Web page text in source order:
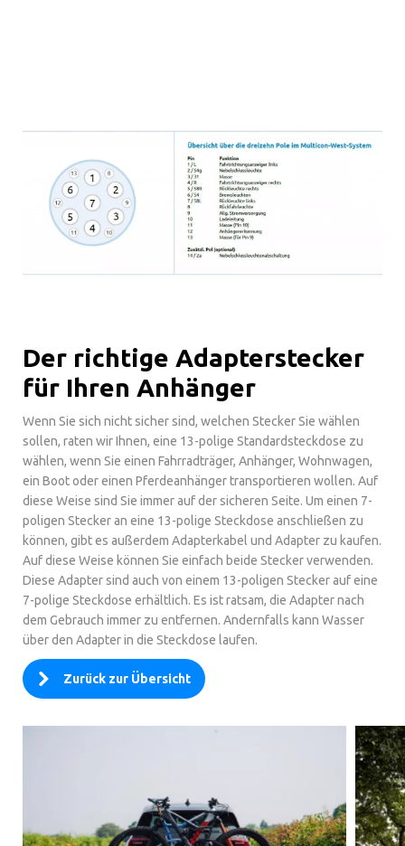
Der richtige Adapterstecker
für Ihren Anhänger
Wenn Sie sich nicht sicher sind, welchen Stecker Sie wählen
sollen, raten wir Ihnen, eine 13-polige Standardsteckdose zu
wählen, wenn Sie einen Fahrradträger, Anhänger, Wohnwagen,
ein Boot oder einen Pferdeanhänger transportieren wollen. Auf
diese Weise sind Sie immer auf der sicheren Seite. Um einen 7-
poligen Stecker an eine 13-polige Steckdose anschließen zu
können, gibt es außerdem Adapterkabel und Adapter zu kaufen.
Auf diese Weise können Sie einfach beide Stecker verwenden.
Diese Adapter sind auch von einem 13-poligen Stecker auf eine
7-polige Steckdose erhältlich. Es ist ratsam, die Adapter nach
dem Gebrauch immer zu entfernen. Andernfalls kann Wasser
über den Adapter in die Steckdose laufen.
Zurück zur Übersicht